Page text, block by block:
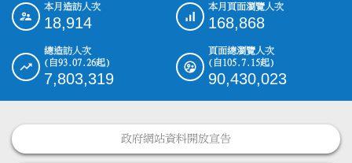
::: 本月造訪人次
18,914
本月頁面瀏覽人次
168,868
總造訪人次
(自93.07.26起)
7,803,319
頁面總瀏覽人次
(自105.7.15起)
90,430,023
政府網站資料開放宣告